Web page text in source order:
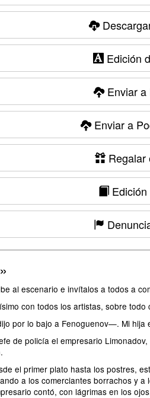
Edición
Enviar a
Enviar a
Regalar
Edición
al escenario e invítalos a todos a
con todos los artistas, sobre
por lo bajo a Fenoguenov—. Mi hija
de policía el empresario
el primer plato hasta los postres,
a los comerciantes borrachos y
contó, con lágrimas en los